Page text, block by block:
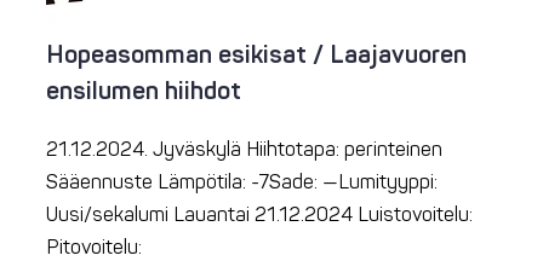
Hopeasomman esikisat / Laajavuoren
ensilumen hiihdot
21.12.2024. Jyväskylä Hiihtotapa: perinteinen
Sääennuste Lämpötila: -7Sade: —Lumityyppi:
Uusi/sekalumi Lauantai 21.12.2024 Luistovoitelu:
Pitovoitelu: